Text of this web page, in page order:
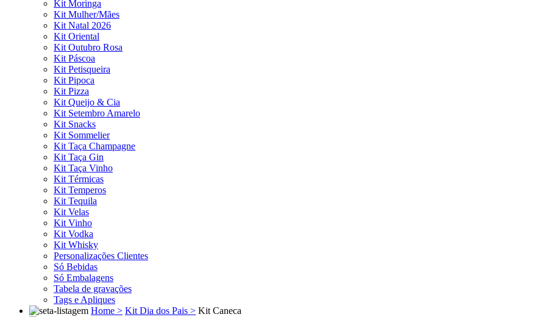
Kit Moringa
Kit Mulher/Mães
Kit Natal 2026
Kit Oriental
Kit Outubro Rosa
Kit Páscoa
Kit Petisqueira
Kit Pipoca
Kit Pizza
Kit Queijo & Cia
Kit Setembro Amarelo
Kit Snacks
Kit Sommelier
Kit Taça Champagne
Kit Taça Gin
Kit Taça Vinho
Kit Térmicas
Kit Temperos
Kit Tequila
Kit Velas
Kit Vinho
Kit Vodka
Kit Whisky
Personalizações Clientes
Só Bebidas
Só Embalagens
Tabela de gravações
Tags e Apliques
Home > Kit Dia dos Pais > Kit Caneca